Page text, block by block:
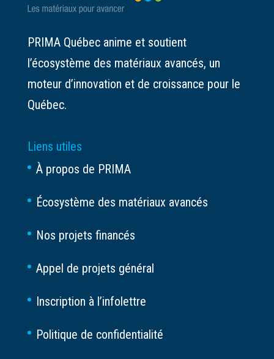
PRIMA Québec anime et soutient
l’écosystème des matériaux avancés, un
moteur d’innovation et de croissance pour le
Québec.
Liens utiles
À propos de PRIMA
Écosystème des matériaux avancés
Nos projets financés
Appel de projets général
Inscription à l’infolettre
Politique de confidentialité